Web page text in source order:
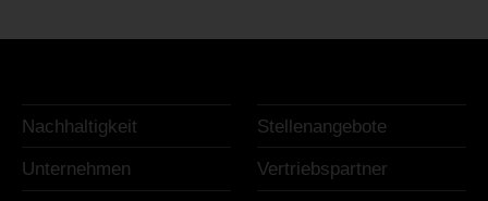
Nachhaltigkeit Stellenangebote
Unternehmen Vertriebspartner